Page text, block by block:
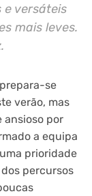
versáteis
mais leves.
se
verão, mas
por
a equipa
prioridade
percursos